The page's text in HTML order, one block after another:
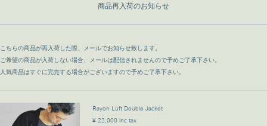
商品再入荷のお知らせ
こちらの商品が再入荷した際、メールでお知らせ致します。
ご希望の商品が入荷しない場合、メールは配信されませんので予めご了承下さい。
人気商品はすぐに完売する場合がございますので予めご了承下さい。
Rayon Luft Double Jacket
¥ 22,000 inc tax